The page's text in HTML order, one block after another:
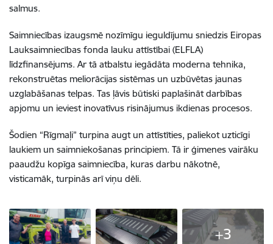
salmus.
Saimniecības izaugsmē nozīmīgu ieguldījumu sniedzis Eiropas
Lauksaimniecības fonda lauku attīstībai (ELFLA)
līdzfinansējums. Ar tā atbalstu iegādāta moderna tehnika,
rekonstruētas meliorācijas sistēmas un uzbūvētas jaunas
uzglabāšanas telpas. Tas ļāvis būtiski paplašināt darbības
apjomu un ieviest inovatīvus risinājumus ikdienas procesos.
Šodien “Rīgmaļi” turpina augt un attīstīties, paliekot uzticīgi
laukiem un saimniekošanas principiem. Tā ir ģimenes vairāku
paaudžu kopīga saimniecība, kuras darbu nākotnē,
visticamāk, turpinās arī viņu dēli.
+3